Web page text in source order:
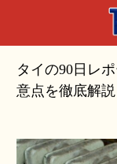
タイの90日レ
意点を徹底解説